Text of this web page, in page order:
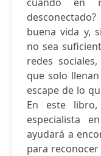
buena vida y,
no sea
redes
que solo
escape de lo
En este libro,
especialista
ayudará a
para